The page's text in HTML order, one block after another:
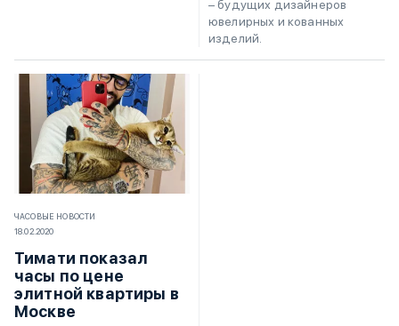
– будущих дизайнеров
ювелирных и кованных
изделий.
ЧАСОВЫЕ НОВОСТИ
18.02.2020
Тимати показал
часы по цене
элитной квартиры в
Москве